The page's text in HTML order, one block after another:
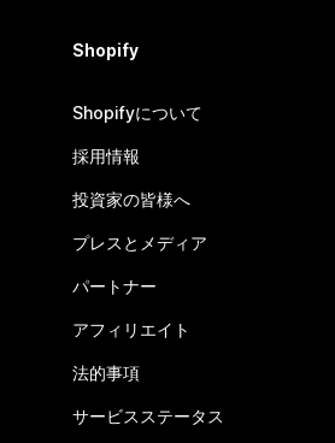
Shopify
Shopifyについて
採用情報
投資家の皆様へ
プレスとメディア
パートナー
アフィリエイト
法的事項
サービスステータス